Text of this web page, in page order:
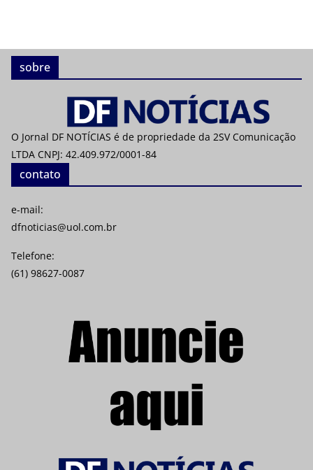
sobre
O Jornal DF NOTÍCIAS é de propriedade da 2SV Comunicação
LTDA CNPJ: 42.409.972/0001-84
contato
e-mail:
dfnoticias@uol.com.br
Telefone:
(61) 98627-0087